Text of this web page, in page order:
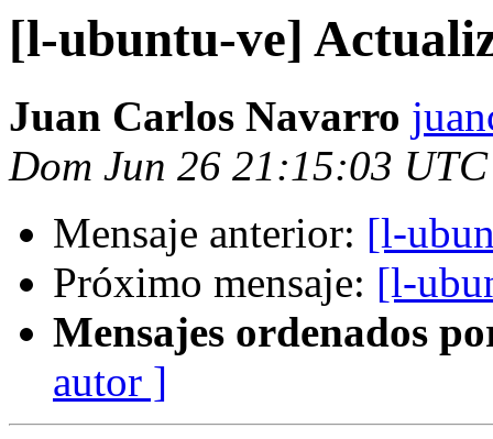
[l-ubuntu-ve]
Juan Carlos Navarro
Dom Jun 26 21:15:03
Mensaje anterior: [l-
Próximo mensaje: [l-
Mensajes ordenados
autor ]